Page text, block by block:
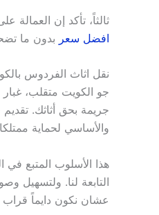
ثالثاً، تأكد إن
افضل سعر بدون ما
نقل اثاث الفردوس
جو الكويت متقلب،
جريمة بحق أثاثك.
والأساسي لحماية
هذا الأسلوب المتبع في
التابعة لنا. ولتسهيل
عشان نكون دايماً